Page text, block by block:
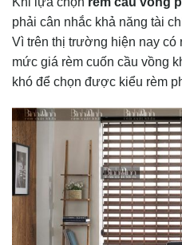
phải cân nhắc khả năng tài
Vì trên thị trường hiện nay có
mức giá rèm cuốn cầu vồng
khó để chọn được kiểu rèm